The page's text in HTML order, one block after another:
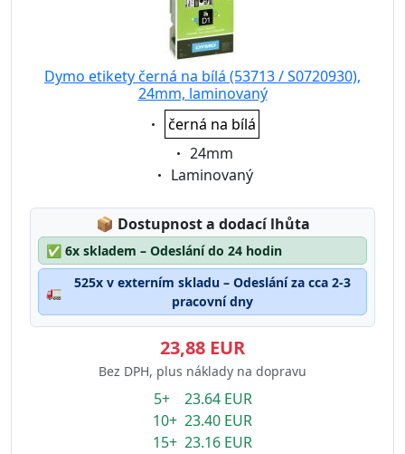
Dymo etikety černá na bílá (53713 / S0720930),
24mm, laminovaný
Eigenschaft:
černá na bílá
Eigenschaft:
24mm
Eigenschaft:
Laminovaný
📦 Lagerstatus:
Dostupnost a dodací lhůta
✅ 6x skladem – Odeslání do 24 hodin
🚛
525x v externím skladu – Odeslání za cca 2-3
pracovní dny
23,88 EUR
Bez DPH, plus náklady na dopravu
5+ 23.64 EUR
10+ 23.40 EUR
15+ 23.16 EUR